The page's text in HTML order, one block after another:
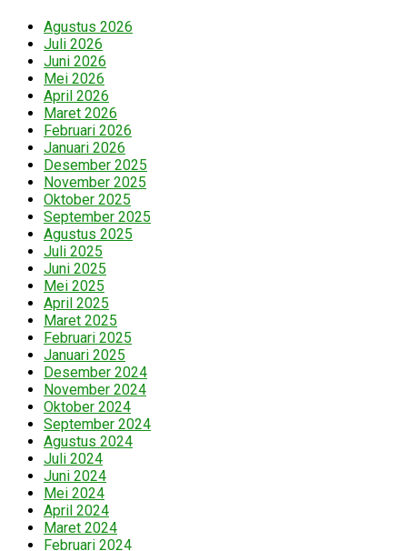
Agustus 2026
Juli 2026
Juni 2026
Mei 2026
April 2026
Maret 2026
Februari 2026
Januari 2026
Desember 2025
November 2025
Oktober 2025
September 2025
Agustus 2025
Juli 2025
Juni 2025
Mei 2025
April 2025
Maret 2025
Februari 2025
Januari 2025
Desember 2024
November 2024
Oktober 2024
September 2024
Agustus 2024
Juli 2024
Juni 2024
Mei 2024
April 2024
Maret 2024
Februari 2024